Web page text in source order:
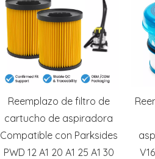
Reemplazo de filtro de
cartucho de aspiradora
Compatible con Parksides
PWD 12 A1 20 A1 25 A1 30